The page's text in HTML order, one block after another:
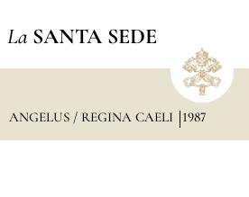
La SANTA SEDE
ANGELUS / REGINA CAELI 1987